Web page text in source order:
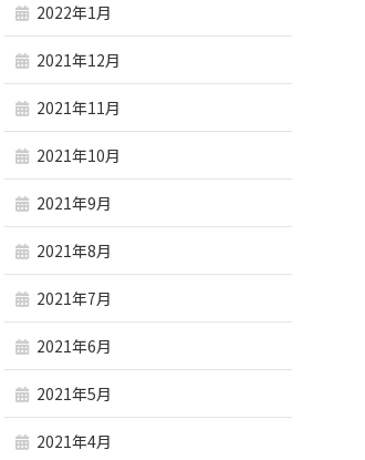
2022年1月
2021年12月
2021年11月
2021年10月
2021年9月
2021年8月
2021年7月
2021年6月
2021年5月
2021年4月